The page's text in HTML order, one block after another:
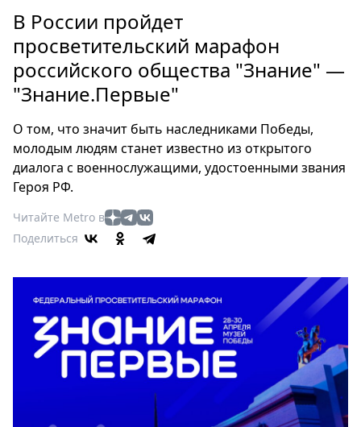
Россия
Мир
Здоровье
Еда
Туризм
Мода
Театр
Книги
Выставки
релизы
О
Metro
Стримы
Спецпроекты
В России пройдет
просветительский марафон
российского общества "Знание" —
"Знание.Первые"
О том, что значит быть наследниками Победы,
молодым людям станет известно из открытого
диалога с военнослужащими, удостоенными звания
Героя РФ.
Читайте Metro в
Поделиться